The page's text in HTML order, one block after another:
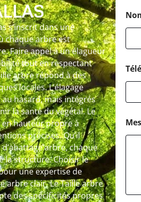
s’inscrit dans une
chaque arbre est
Faire appel à un élagueur
tout en respectant
arbre répond à des
locales. L’élagage
hasard, mais intégrés
la santé du végétal. Le
en hauteur propre à
précises. Qu’il
d’abattage arbre, chaque
la structure. Choisir le
une expertise de
arbre clair. Le Taille arbre
des spécificités propres